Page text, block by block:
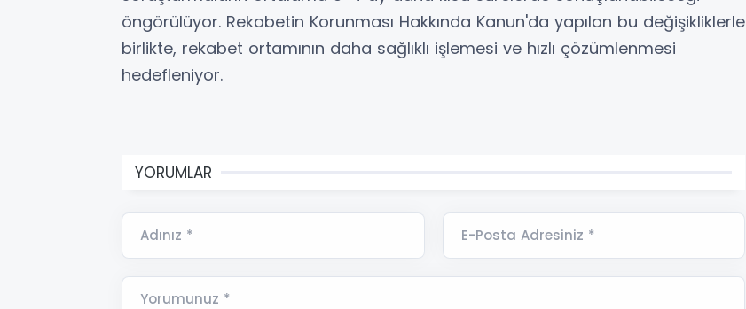
öngörülüyor. Rekabetin Korunması Hakkında Kanun'da yapılan bu değişikliklerle
birlikte, rekabet ortamının daha sağlıklı işlemesi ve hızlı çözümlenmesi
hedefleniyor.
YORUMLAR
Adınız * E-Posta Adresiniz *
Yorumunuz *